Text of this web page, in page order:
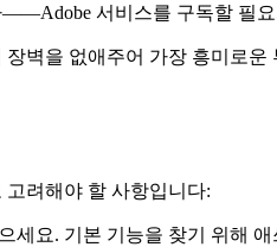
서비스를 구독할 필
벽을 없애주어 가장 흥미로
려해야 할 사항입니다:
세요. 기본 기능을 찾기 위해